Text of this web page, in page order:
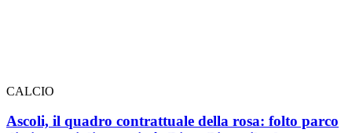
CALCIO
Ascoli, il quadro contrattuale della rosa: folto parco